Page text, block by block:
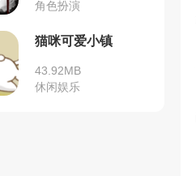
角色扮演
猫咪可爱小镇
43.92MB
休闲娱乐